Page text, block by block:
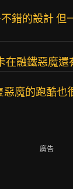
錯的設計 但
在融鐵惡魔
惡魔的跑酷也
廣告